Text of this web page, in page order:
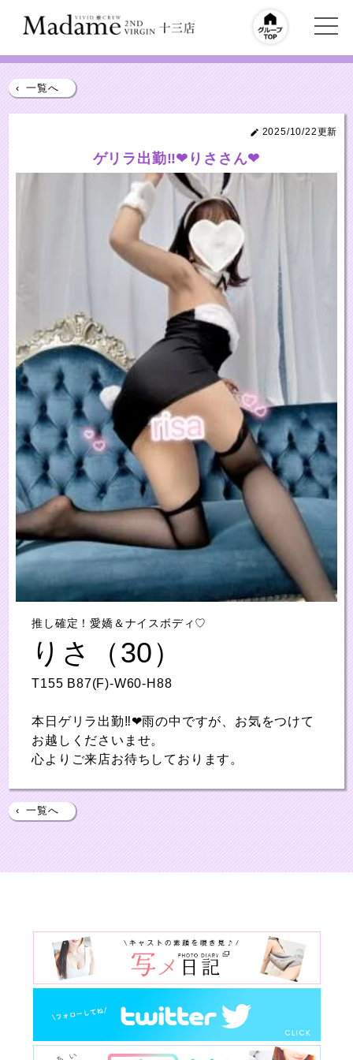
‹ 一覧へ
2025/10/22更新
ゲリラ出勤‼❤りささん❤
推し確定！愛嬌＆ナイスボディ♡
りさ（30）
T155 B87(F)-W60-H88
本日ゲリラ出勤‼❤雨の中ですが、お気をつけて
お越しくださいませ。
心よりご来店お待ちしております。
‹ 一覧へ